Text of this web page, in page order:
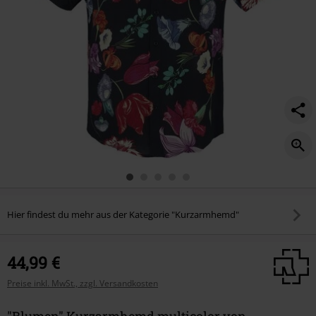
Hier findest du mehr aus der Kategorie "Kurzarmhemd"
44,99 €
Preise inkl. MwSt., zzgl. Versandkosten